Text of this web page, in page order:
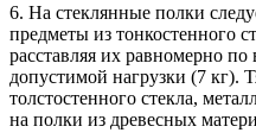
6. На стеклянные полки
предметы из тонкостенного
расставляя их равномерно
допустимой нагрузки (7 кг).
толстостенного стекла,
на полки из древесных